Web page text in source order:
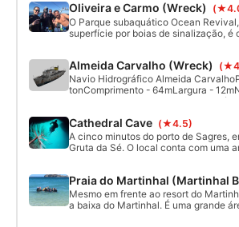
profundidade máxima de 10m. Entre
podes observar 2 âncoras e um
Oliveira e Carmo (Wreck)
O Parque subaquático Ocean
superfície por boias de sinalização, é
Oliveira e Carmo um destes navios.
Almeida Carvalho (Wreck)
Navio Hidrográfico Almeida
tonComprimento - 64mLargura -
21-setembro-2013Profundidade
Cathedral Cave (★4.5)
A cinco minutos do porto de Sagres,
Gruta da Sé. O local conta com uma
medida que entras na gruta. O
circular e tem duas câmaras de ar no
que a maior se assemelha a uma
Praia do Martinhal (Martinhal
Mesmo em frente ao resort do
a baixa do Martinhal. É uma grande